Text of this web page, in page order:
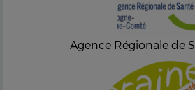
Agence Régionale de